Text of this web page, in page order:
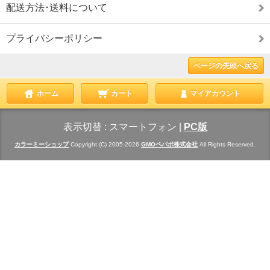
配送方法･送料について
プライバシーポリシー
ページの先頭へ戻る
ホーム カート マイアカウント
表示切替 : スマートフォン PC版
カラーミーショップCopyright (C) 2005-2026 GMOペパボ株式会社 All Rights Reserved.